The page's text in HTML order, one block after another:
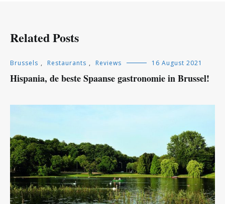
Related Posts
Brussels , Restaurants , Reviews 16 August 2021
Hispania, de beste Spaanse gastronomie in Brussel!